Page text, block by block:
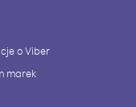
o Viber
marek